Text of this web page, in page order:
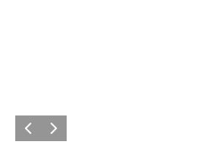
Forrige billede
Næste billede